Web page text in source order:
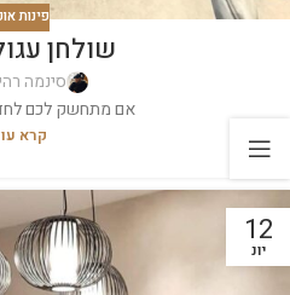
פינות
שולחן
סינמה
אם מתחשק לכם
קרא
12
יונ